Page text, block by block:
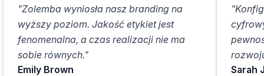
"Zolemba wyniosła nasz branding na
wyższy poziom. Jakość etykiet jest
fenomenalna, a czas realizacji nie ma
sobie równych."
Emily Brown
Sarah